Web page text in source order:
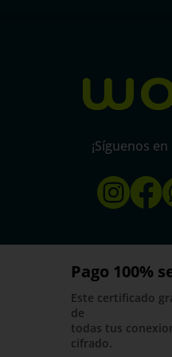
¡Síguenos
Pago 100%
Este certificado
de
todas tus
cifrado.